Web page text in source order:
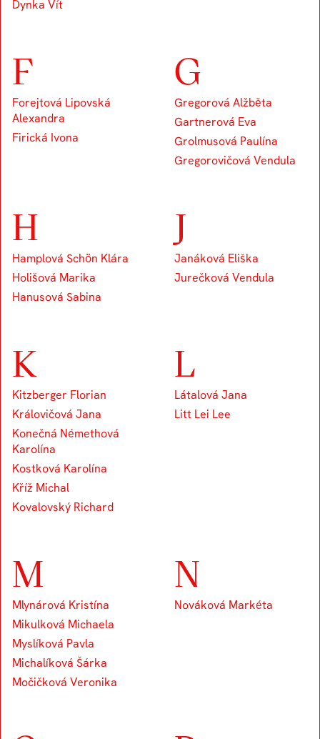
Dynka Vít
F
Forejtová Lipovská
Alexandra
Firická Ivona
G
Gregorová Alžběta
Gartnerová Eva
Grolmusová Paulína
Gregorovičová Vendula
H
Hamplová Schön Klára
Holišová Marika
Hanusová Sabina
J
Janáková Eliška
Jurečková Vendula
K
Kitzberger Florian
Královičová Jana
Konečná Némethová
Karolína
Kostková Karolína
Kříž Michal
Kovalovský Richard
L
Látalová Jana
Litt Lei Lee
M
Mlynárová Kristína
Mikulková Michaela
Myslíková Pavla
Michalíková Šárka
Močičková Veronika
N
Nováková Markéta